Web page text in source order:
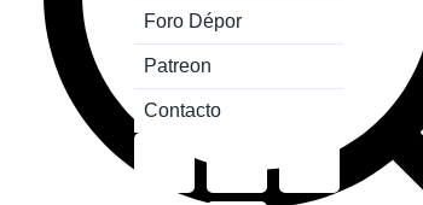
Foro Dépor
Patreon
Contacto